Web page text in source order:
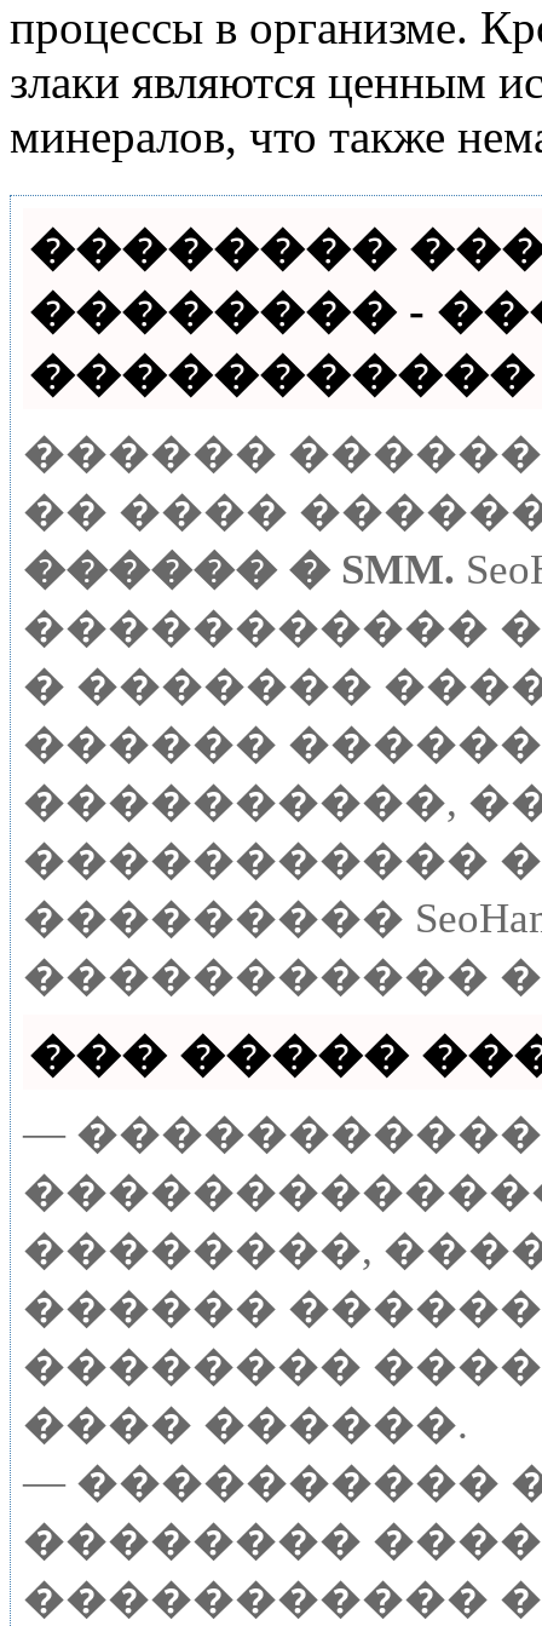
процессы в организме.
злаки являются ценным
минералов, что также
��������
�������� -
����������� ��
������
�� ����
������ � SMM.
�����������
� �������
������
����������,
�����������
���������
�����������
��� �����
—
��������,
������
��������
���� ������.
— ����������
��������
�����������